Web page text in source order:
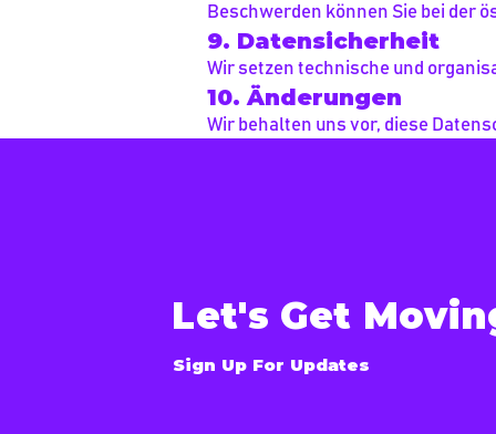
Beschwerden können Sie bei der
9. Datensicherheit
Wir setzen technische und
10. Änderungen
Wir behalten uns vor, diese
Let's Get
Sign Up For Updates